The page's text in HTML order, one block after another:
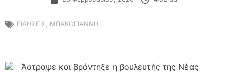
ΕΙΔΗΣΕΙΣ, ΜΠΑΚΟΓΙΑΝΝΗ
Άστραψε και βρόντηξε η βουλευτής της Νέας